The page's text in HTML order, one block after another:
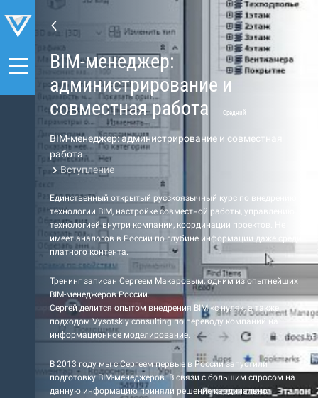
BIM-менеджер:
администрирование и
совместная работа
Средний
BIM-менеджер: администрирование и совместная
работа
Вступление
Единственный открытый русскоязычный курс по внедрению
технологии BIM, настройке совместной работы, управлению
технологией внутри компании, координации проектов. Не
имеет аналогов в России по глубине информации даже среди
платного контента.
Тренинг записан Сергеем Макаровым, одним из опытнейших
BIM-менеджеров России.
Сергей делится опытом внедрения BIM «с нуля», а также
подходом Vysotskiy consulting по переводу компаний на
информационное моделирование.
В 2013 году мы с Сергеем первые в России запустили
подготовку BIM-менеджеров. В связи с большим спросом на
данную информацию приняли решение кардинально